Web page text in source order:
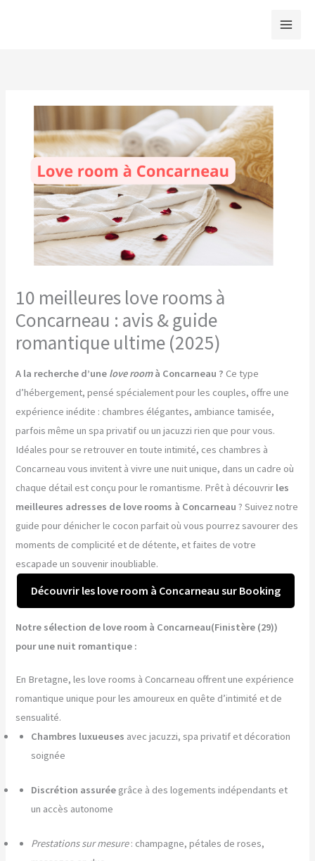
10 meilleures love rooms à
Concarneau : avis & guide
romantique ultime (2025)
A la recherche d’une love roomà Concarneau ? Ce type
d’hébergement, pensé spécialement pour les couples, offre une
expérience inédite : chambres élégantes, ambiance tamisée,
parfois même un spa privatif ou un jacuzzi rien que pour vous.
Idéales pour se retrouver en toute intimité, ces chambres à
Concarneau vous invitent à vivre une nuit unique, dans un cadre où
chaque détail est conçu pour le romantisme. Prêt à découvrir les
meilleures adresses de love rooms à Concarneau ? Suivez notre
guide pour dénicher le cocon parfait où vous pourrez savourer des
moments de complicité et de détente, et faites de votre
escapade un souvenir inoubliable.
Découvrir les love room à Concarneau sur Booking
Notre sélection de love room à Concarneau(Finistère (29))
pour une nuit romantique :
En Bretagne, les love rooms à Concarneau offrent une expérience
romantique unique pour les amoureux en quête d’intimité et de
sensualité.
Chambres luxueuses avec jacuzzi, spa privatif et décoration
soignée
Discrétion assurée grâce à des logements indépendants et
un accès autonome
Prestations sur mesure: champagne, pétales de roses,